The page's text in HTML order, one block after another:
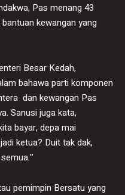
Pas menang 43
kewangan yang
Besar Kedah,
bahawa parti komponen
dan kewangan Pas
Sanusi juga kata,
bayar, depa mai
ketua? Duit tak dak,
pemimpin Bersatu yang